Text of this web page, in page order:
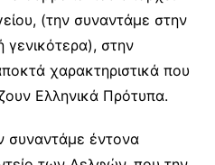
(την συναντάμε στην
γενικότερα), στην
χαρακτηριστικά που
Ελληνικά Πρότυπα.
συναντάμε έντονα